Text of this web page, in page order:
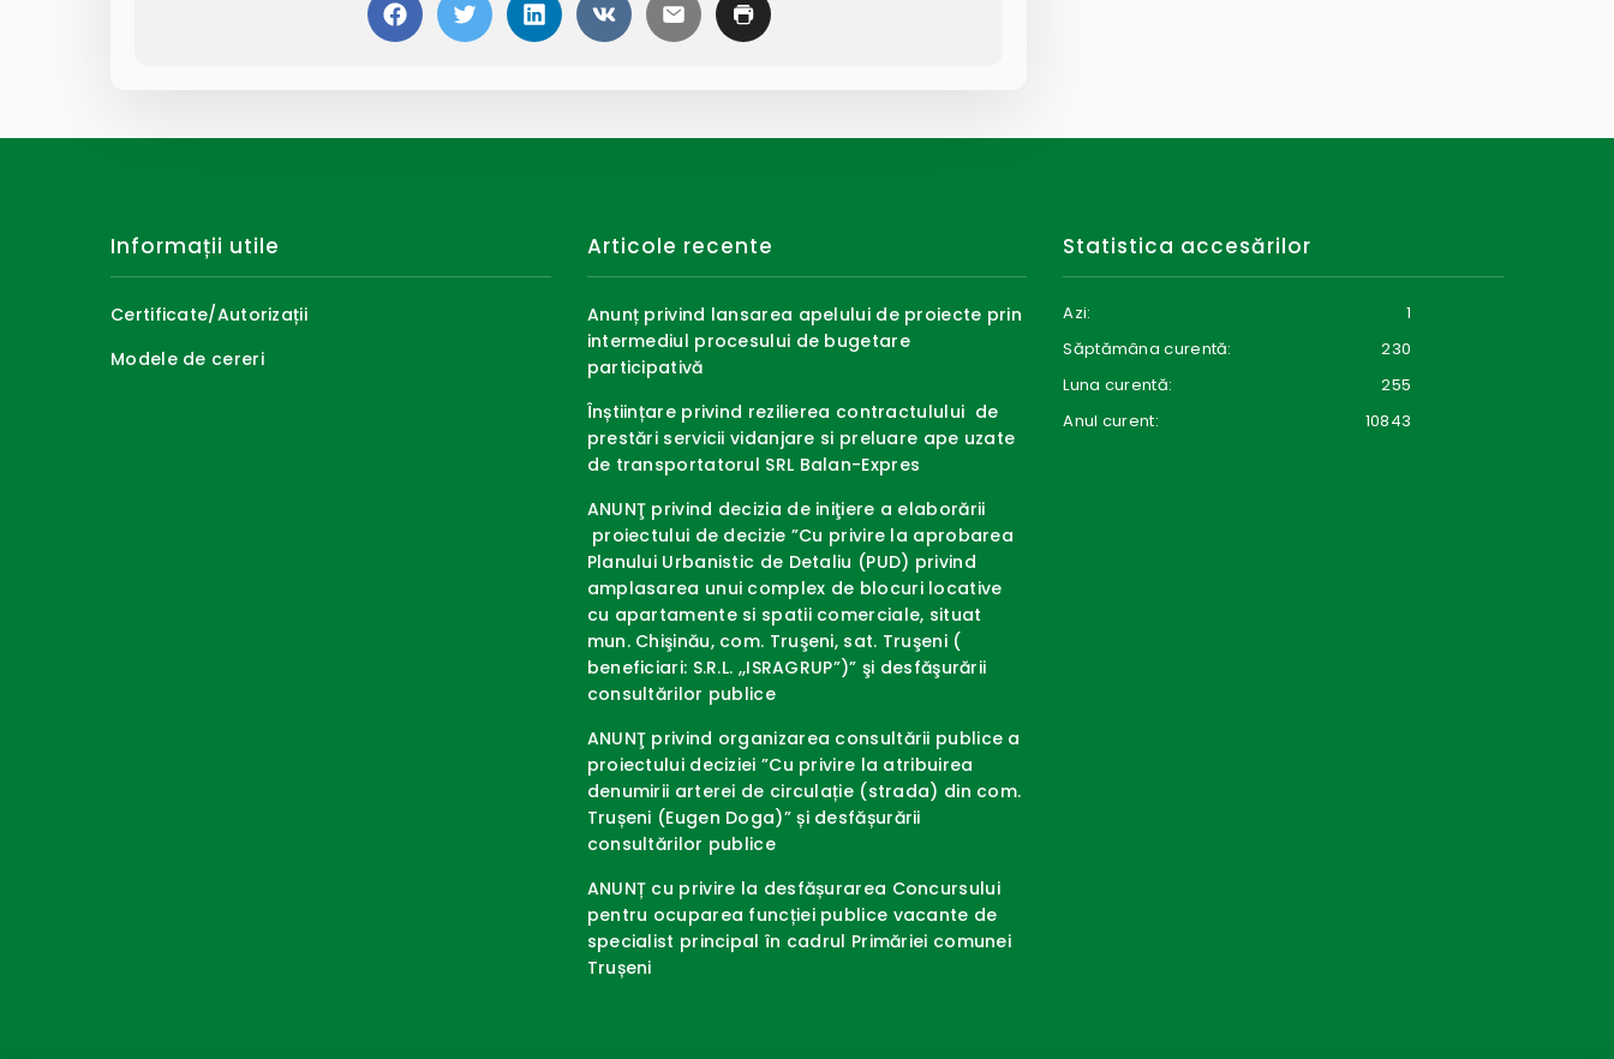
Informații utile
Certificate/Autorizații
Modele de cereri
Articole recente
Anunț privind lansarea apelului de proiecte prin
intermediul procesului de bugetare
participativă
Înștiințare privind rezilierea contractulului de
prestări servicii vidanjare si preluare ape uzate
de transportatorul SRL Balan-Expres
ANUNŢ privind decizia de iniţiere a elaborării
proiectului de decizie ”Cu privire la aprobarea
Planului Urbanistic de Detaliu (PUD) privind
amplasarea unui complex de blocuri locative
cu apartamente si spatii comerciale, situat
mun. Chişinău, com. Truşeni, sat. Truşeni (
beneficiari: S.R.L. ,,ISRAGRUP”)” şi desfăşurării
consultărilor publice
ANUNŢ privind organizarea consultării publice a
proiectului deciziei ”Cu privire la atribuirea
denumirii arterei de circulație (strada) din com.
Trușeni (Eugen Doga)” și desfășurării
consultărilor publice
ANUNȚ cu privire la desfășurarea Concursului
pentru ocuparea funcției publice vacante de
specialist principal în cadrul Primăriei comunei
Trușeni
Statistica accesărilor
Azi:
1
Săptămâna curentă:
230
Luna curentă:
255
Anul curent:
10843